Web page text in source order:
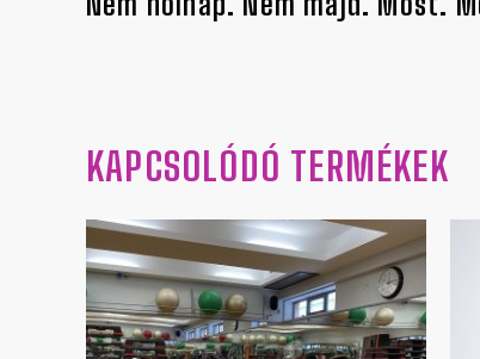
KAPCSOLÓDÓ TERMÉKEK